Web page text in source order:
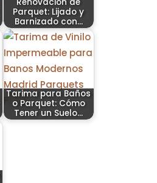
Renovación de
Parquet: Lijado y
Barnizado con…
Tarima para Baños
o Parquet: Cómo
Tener un Suelo…